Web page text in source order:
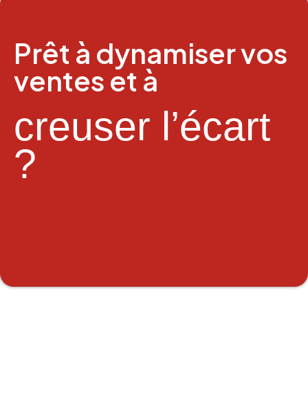
Prêt à dynamiser vos
ventes et à
creuser l’écart
?